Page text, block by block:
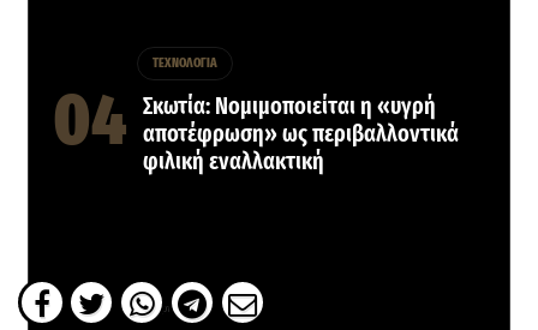
ΤΕΧΝΟΛΟΓΙΑ
Σκωτία: Νομιμοποιείται η «υγρή
αποτέφρωση» ως περιβαλλοντικά
φιλική εναλλακτική
4 Μαρτίου, 2026